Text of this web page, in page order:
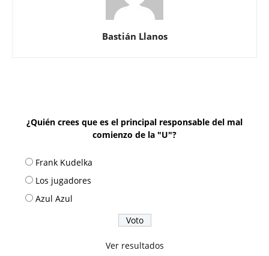
Bastián Llanos
¿Quién crees que es el principal responsable del mal
comienzo de la "U"?
Frank Kudelka
Los jugadores
Azul Azul
Ver resultados